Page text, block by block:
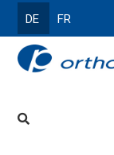
DE FR